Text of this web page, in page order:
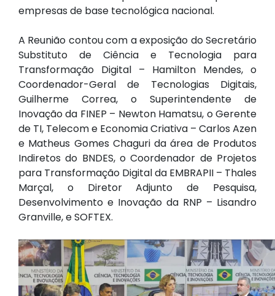
empresas de base tecnológica nacional.
A Reunião contou com a exposição do Secretário
Substituto de Ciência e Tecnologia para
Transformação Digital – Hamilton Mendes, o
Coordenador-Geral de Tecnologias Digitais,
Guilherme Correa, o Superintendente de
Inovação da FINEP – Newton Hamatsu, o Gerente
de TI, Telecom e Economia Criativa – Carlos Azen
e Matheus Gomes Chaguri da área de Produtos
Indiretos do BNDES, o Coordenador de Projetos
para Transformação Digital da EMBRAPII – Thales
Marçal, o Diretor Adjunto de Pesquisa,
Desenvolvimento e Inovação da RNP – Lisandro
Granville, e SOFTEX.